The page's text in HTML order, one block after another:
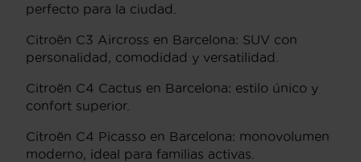
perfecto para la ciudad.
Citroën C3 Aircross en Barcelona: SUV con
personalidad, comodidad y versatilidad.
Citroën C4 Cactus en Barcelona: estilo único y
confort superior.
Citroën C4 Picasso en Barcelona: monovolumen
moderno, ideal para familias activas.